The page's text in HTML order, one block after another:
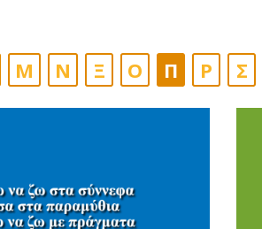
Μ Ν Ξ Ο Π Ρ Σ